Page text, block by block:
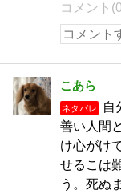
コメント
こあら
ネタバレ
自
善い人間
け心がけ
せるこは
う。死ぬ